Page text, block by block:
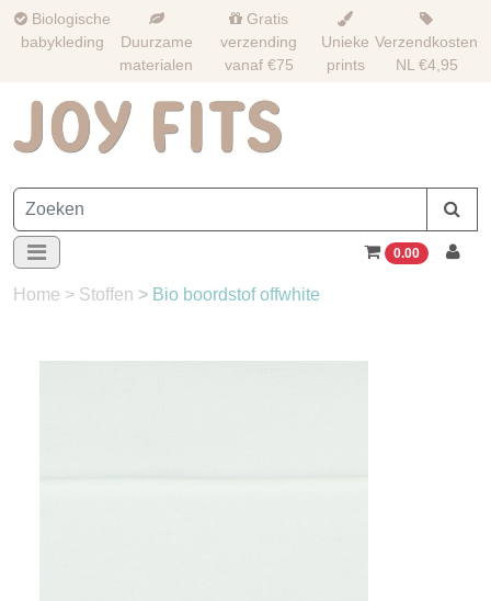
Biologische
babykleding
Duurzame
materialen
Gratis
verzending
vanaf €75
Unieke
prints
Verzendkosten
NL €4,95
0.00
Home > Stoffen > Bio boordstof offwhite